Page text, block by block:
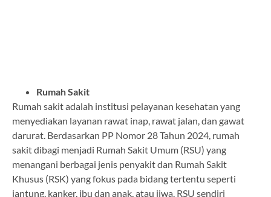
Rumah Sakit
Rumah sakit adalah institusi pelayanan kesehatan yang
menyediakan layanan rawat inap, rawat jalan, dan gawat
darurat. Berdasarkan PP Nomor 28 Tahun 2024, rumah
sakit dibagi menjadi Rumah Sakit Umum (RSU) yang
menangani berbagai jenis penyakit dan Rumah Sakit
Khusus (RSK) yang fokus pada bidang tertentu seperti
jantung, kanker, ibu dan anak, atau jiwa. RSU sendiri